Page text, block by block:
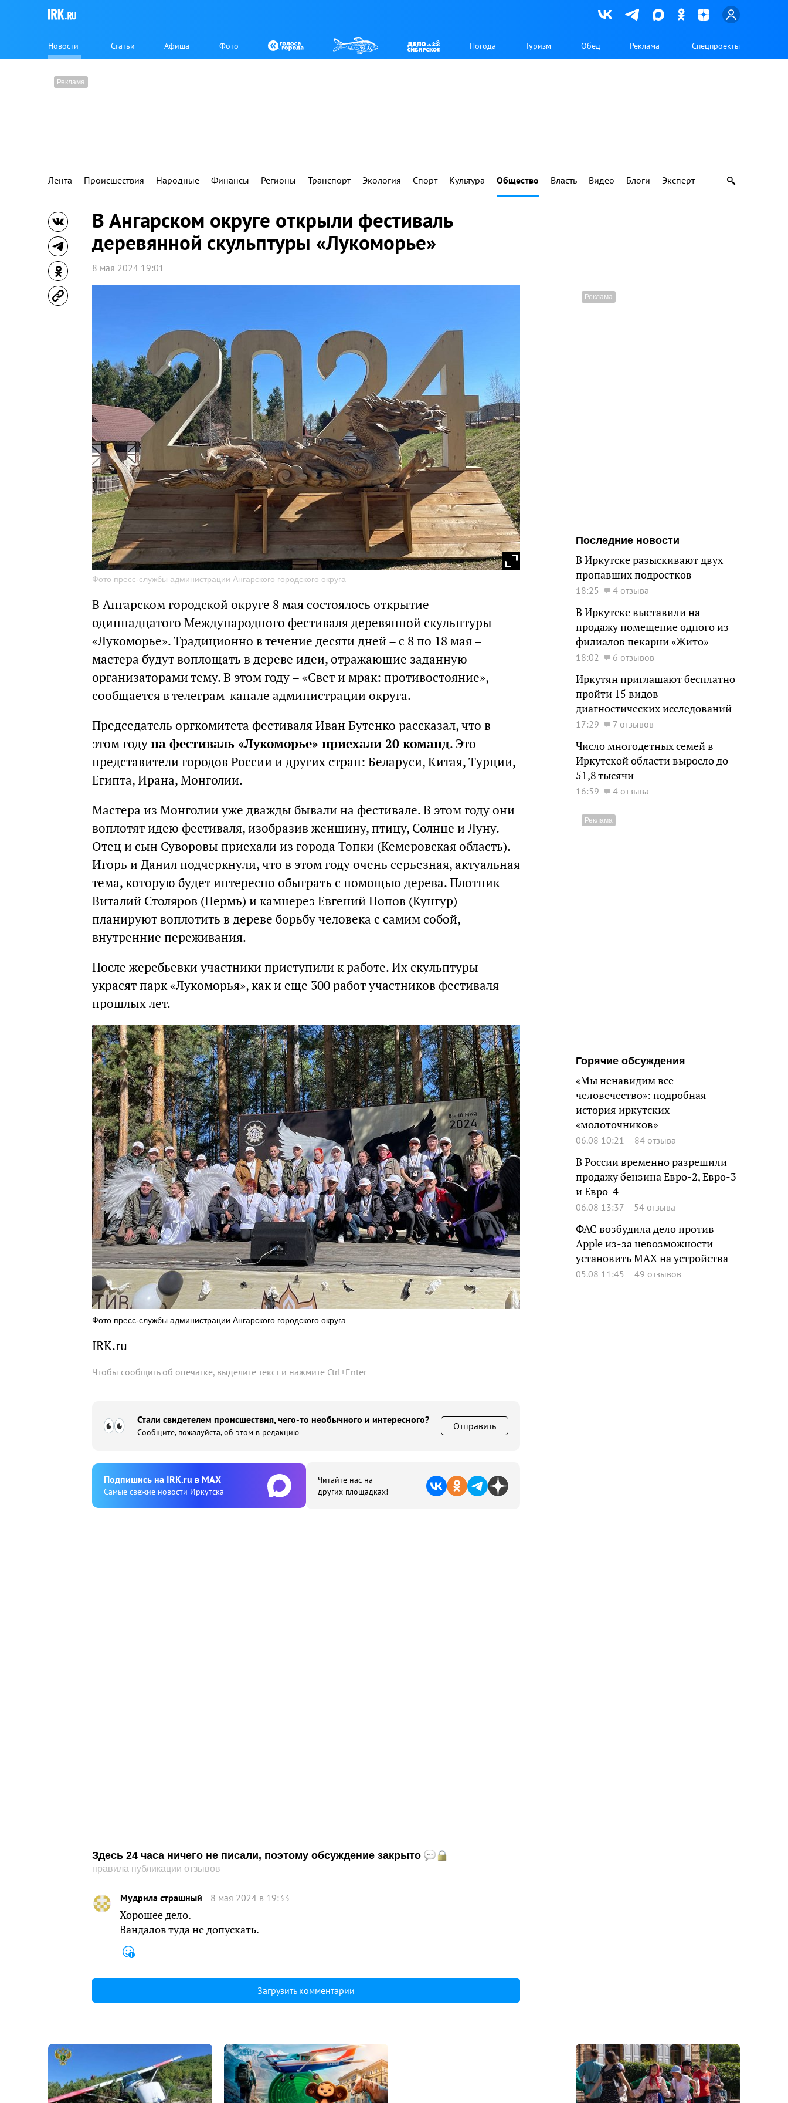
Новости Статьи Афиша Фото Погода Туризм Обед Реклама Спецпроекты
Лента Происшествия Народные Финансы Регионы Транспорт Экология Спорт Культура Общество Власть Видео Блоги Эксперт
В Ангарском округе открыли фестиваль
деревянной скульптуры «Лукоморье»
8 мая 2024 19:01
Фото пресс-службы администрации Ангарского городского округа
В Ангарском городской округе 8 мая состоялось открытие
одиннадцатого Международного фестиваля деревянной скульптуры
«Лукоморье». Традиционно в течение десяти дней – с 8 по 18 мая –
мастера будут воплощать в дереве идеи, отражающие заданную
организаторами тему. В этом году – «Свет и мрак: противостояние»,
сообщается в телеграм-канале администрации округа.
Председатель оргкомитета фестиваля Иван Бутенко рассказал, что в
этом годуна фестиваль «Лукоморье» приехали 20 команд. Это
представители городов России и других стран: Беларуси, Китая, Турции,
Египта, Ирана, Монголии.
Мастера из Монголии уже дважды бывали на фестивале. В этом году они
воплотят идею фестиваля, изобразив женщину, птицу, Солнце и Луну.
Отец и сын Суворовы приехали из города Топки (Кемеровская область).
Игорь и Данил подчеркнули, что в этом году очень серьезная, актуальная
тема, которую будет интересно обыграть с помощью дерева. Плотник
Виталий Столяров (Пермь) и камнерез Евгений Попов (Кунгур)
планируют воплотить в дереве борьбу человека с самим собой,
внутренние переживания.
После жеребьевки участники приступили к работе. Их скульптуры
украсят парк «Лукоморья», как и еще 300 работ участников фестиваля
прошлых лет.
Фото пресс-службы администрации Ангарского городского округа
IRK.ru
Чтобы сообщить об опечатке, выделите текст и нажмите Ctrl+Enter
Стали свидетелем происшествия, чего-то необычного и интересного?
Сообщите, пожалуйста, об этом в редакцию
Отправить
Подпишиcь на IRK.ru в MAX
Cамые свежие новости Иркутска
Читайте нас на
других площадках!
Здесь 24 часа ничего не писали, поэтому обсуждение закрыто
правила публикации отзывов
Мудрила страшный 8 мая 2024 в 19:33
Хорошее дело.
Вандалов туда не допускать.
Загрузить комментарии
Последние новости
В Иркутске разыскивают двух
пропавших подростков
18:25 4 отзыва
В Иркутске выставили на
продажу помещение одного из
филиалов пекарни «Жито»
18:02 6 отзывов
Иркутян приглашают бесплатно
пройти 15 видов
диагностических исследований
17:29 7 отзывов
Число многодетных семей в
Иркутской области выросло до
51,8 тысячи
16:59 4 отзыва
Горячие обсуждения
«Мы ненавидим все
человечество»: подробная
история иркутских
«молоточников»
06.08 10:21 84 отзыва
В России временно разрешили
продажу бензина Евро-2, Евро-3
и Евро-4
06.08 13:37 54 отзыва
ФАС возбудила дело против
Apple из-за невозможности
установить MAX на устройства
05.08 11:45 49 отзывов